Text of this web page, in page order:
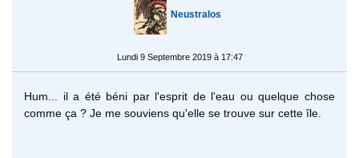
Neustralos
Lundi 9 Septembre 2019 à 17:47
Hum... il a été béni par l'esprit de l'eau ou quelque chose
comme ça ? Je me souviens qu'elle se trouve sur cette île.